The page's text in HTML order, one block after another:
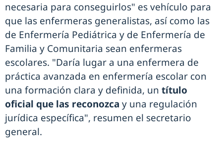
necesaria para conseguirlos" es vehículo para
que las enfermeras generalistas, así como las
de Enfermería Pediátrica y de Enfermería de
Familia y Comunitaria sean enfermeras
escolares. "Daría lugar a una enfermera de
práctica avanzada en enfermería escolar con
una formación clara y definida, un título
oficial que las reconozca y una regulación
jurídica específica", resumen el secretario
general.